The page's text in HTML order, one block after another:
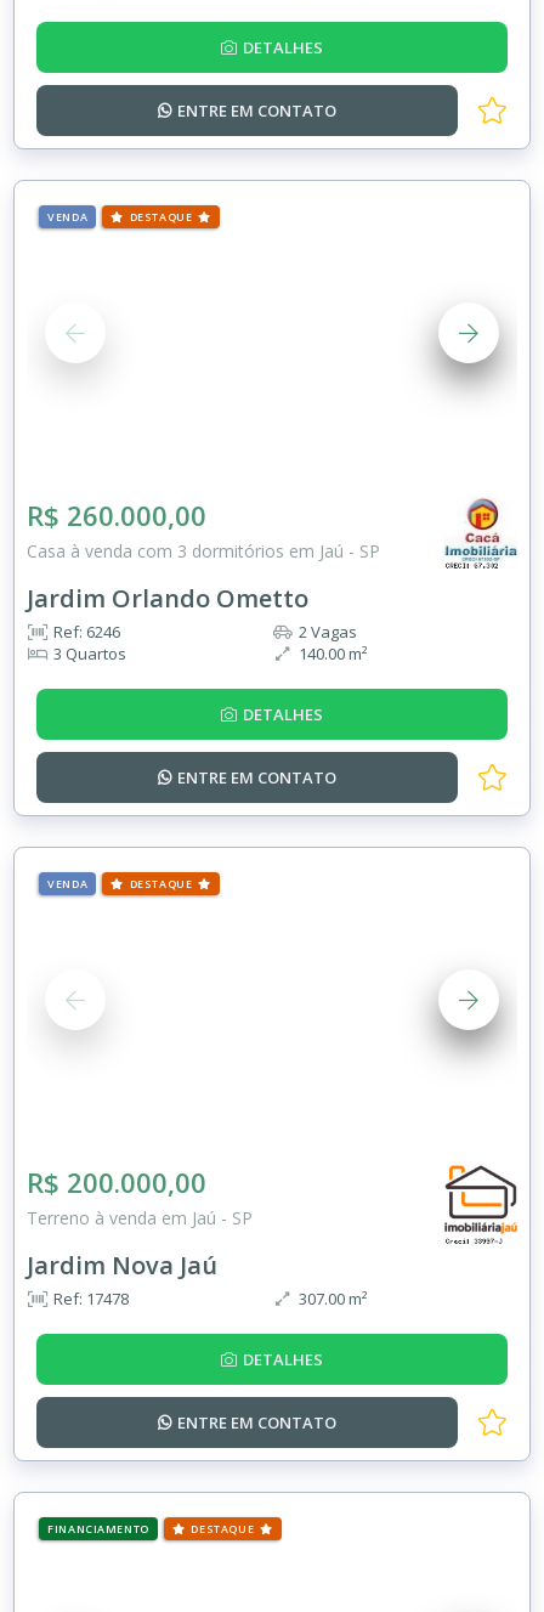
DETALHES
ENTRE EM CONTATO
VENDA DESTAQUE
R$ 260.000,00
Casa à venda com 3 dormitórios em Jaú - SP
Jardim Orlando Ometto
Ref: 6246
3 Quartos
2 Vagas
140.00 m²
DETALHES
ENTRE EM CONTATO
VENDA DESTAQUE
R$ 200.000,00
Terreno à venda em Jaú - SP
Jardim Nova Jaú
Ref: 17478 307.00 m²
DETALHES
ENTRE EM CONTATO
FINANCIAMENTO DESTAQUE